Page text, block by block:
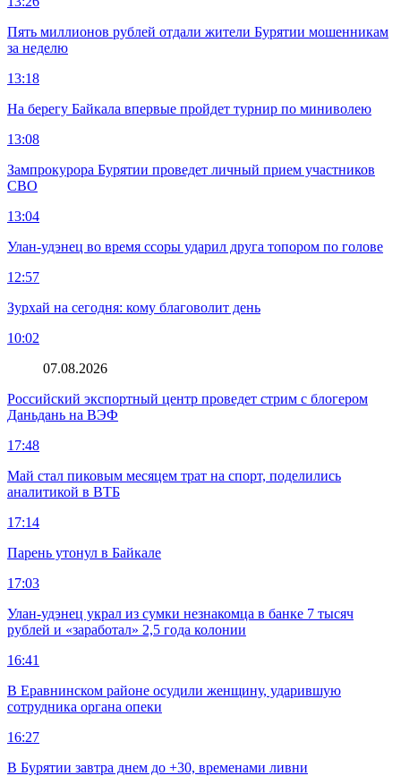
Пять миллионов рублей отдали жители Бурятии мошенникам
за неделю
13:18
На берегу Байкала впервые пройдет турнир по миниволею
13:08
Зампрокурора Бурятии проведет личный прием участников
СВО
13:04
Улан-удэнец во время ссоры ударил друга топором по голове
12:57
Зурхай на сегодня: кому благоволит день
10:02
07.08.2026
Российский экспортный центр проведет стрим с блогером
Даньдань на ВЭФ
17:48
Май стал пиковым месяцем трат на спорт, поделились
аналитикой в ВТБ
17:14
Парень утонул в Байкале
17:03
Улан-удэнец украл из сумки незнакомца в банке 7 тысяч
рублей и «заработал» 2,5 года колонии
16:41
В Еравнинском районе осудили женщину, ударившую
сотрудника органа опеки
16:27
В Бурятии завтра днем до +30, временами ливни